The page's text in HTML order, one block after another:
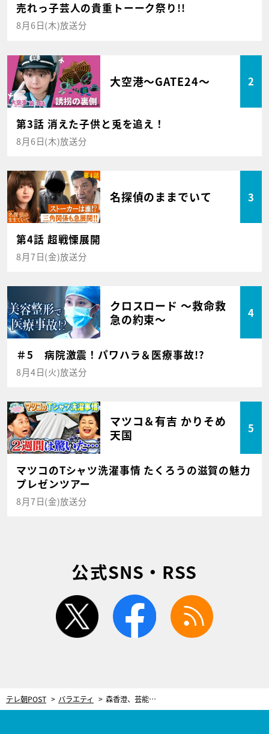
売れっ子芸人の貴重トーーク祭り!!
8月6日(木)放送分
大空港～GATE24～ 2
第3話 消えた子供と兎を追え！
8月6日(木)放送分
名探偵のままでいて 3
第4話 超戦慄展開
8月7日(金)放送分
クロスロード ～救命救
急の約束～
4
＃5 病院激震！パワハラ＆医療事故!?
8月4日(火)放送分
マツコ＆有吉 かりそめ
天国
5
マツコのTシャツ洗濯事情 たくろうの滋賀の魅力
プレゼンツアー
8月7日(金)放送分
公式SNS・RSS
twitter facebook
テレ朝POST バラエティ 森香澄、芸能界の“ヤバい飲み会”で衝撃体験！「そこら中でイチャイチャ」「店員が勝手に…」